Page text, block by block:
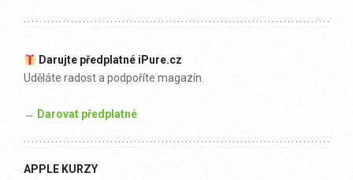
Darujte předplatné iPure.cz
Uděláte radost a podpoříte magazín.
→ Darovat předplatné
APPLE KURZY